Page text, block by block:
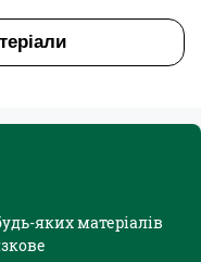
яких матеріалів